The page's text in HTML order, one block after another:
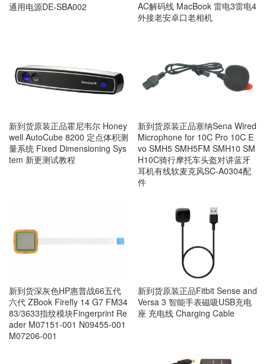
通用电源DE-SBA002
AC解码线 MacBook 雷电3雷电4
外接老安卓口老相机
新到货原装正品霍尼韦尔 Honey
well AutoCube 8200 定点体积测
量系统 Fixed Dimensioning Sys
tem 新更测试教程
新到货原装正品塞纳Sena Wired
Microphone for 10C Pro 10C E
vo SMH5 SMH5FM SMH10 SM
H10C骑行摩托车头盔对讲蓝牙
耳机有线软麦克风SC-A0304配
件
新到货深灰色HP惠普战66五代
六代 ZBook Firefly 14 G7 FM34
83/3633指纹模块Fingerprint Re
ader M07151-001 N09455-001
M07206-001
新到货原装正品Fitbit Sense and
Versa 3 智能手表磁吸USB充电
座 充电线 Charging Cable